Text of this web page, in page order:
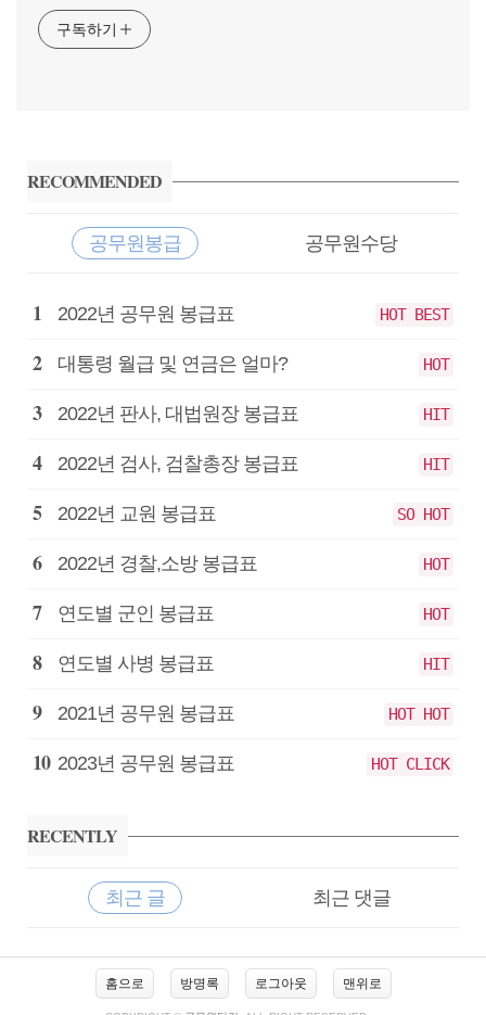
구독하기
RECOMMENDED
공무원봉급 공무원수당
공
원
급
2022년 공무원 봉급표 HOT BEST
대통령 월급 및 연금은 얼마? HOT
2022년 판사, 대법원장 봉급표 HIT
2022년 검사, 검찰총장 봉급표 HIT
2022년 교원 봉급표 SO HOT
2022년 경찰,소방 봉급표 HOT
연도별 군인 봉급표 HOT
연도별 사병 봉급표 HIT
2021년 공무원 봉급표 HOT HOT
2023년 공무원 봉급표 HOT CLICK
RECENTLY
최근 글 최근 댓글
최
홈으로 방명록 로그아웃 맨위로